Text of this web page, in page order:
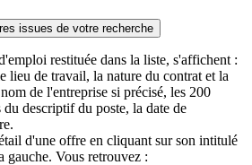
issues de votre recherche
restituée dans la liste, s'affichent :
lieu de travail, la nature du contrat et la
de l'entreprise si précisé, les 200
du descriptif du poste, la date de
d'une offre en cliquant sur son intitulé
gauche. Vous retrouvez :